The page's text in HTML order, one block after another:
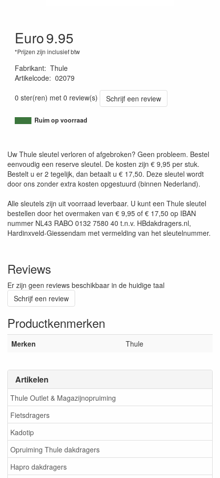
Artikelen
Thule Outlet & Magazijnopruiming
Fietsdragers
Kadotip
Opruiming Thule dakdragers
Hapro dakdragers
Euro9.95
*Prijzen zijn inclusief btw
Fabrikant: Thule
Artikelcode: 02079
0 ster(ren) met 0 review(s)
Schrijf een review
Ruim op voorraad
Uw Thule sleutel verloren of afgebroken? Geen probleem. Bestel
eenvoudig een reserve sleutel. De kosten zijn € 9,95 per stuk.
Bestelt u er 2 tegelijk, dan betaalt u € 17,50. Deze sleutel wordt
door ons zonder extra kosten opgestuurd (binnen Nederland).
Alle sleutels zijn uit voorraad leverbaar. U kunt een Thule sleutel
bestellen door het overmaken van € 9,95 of € 17,50 op IBAN
nummer NL43 RABO 0132 7580 40 t.n.v. HBdakdragers.nl,
Hardinxveld-Giessendam met vermelding van het sleutelnummer.
Reviews
Er zijn geen reviews beschikbaar in de huidige taal
Schrijf een review
Productkenmerken
Merken Thule